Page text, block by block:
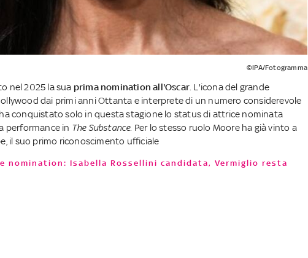
©IPA/Fotogramma
nel 2025 la sua prima nomination all'Oscar . L'icona del grande
dai primi anni Ottanta e interprete di un numero considerevole
conquistato solo in questa stagione lo status di attrice nominata
performance in The Substance. Per lo stesso ruolo Moore ha già vinto a
il suo primo riconoscimento ufficiale